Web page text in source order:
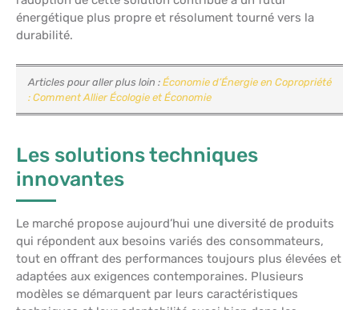
énergétique plus propre et résolument tourné vers la
durabilité.
Articles pour aller plus loin : Économie d’Énergie en Copropriété
: Comment Allier Écologie et Économie
Les solutions techniques
innovantes
Le marché propose aujourd’hui une diversité de produits
qui répondent aux besoins variés des consommateurs,
tout en offrant des performances toujours plus élevées et
adaptées aux exigences contemporaines. Plusieurs
modèles se démarquent par leurs caractéristiques